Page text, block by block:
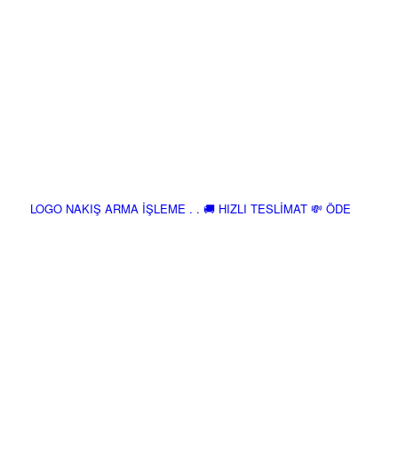
LOGO NAKIŞ ARMA İŞLEME . . 🚚 HIZLI TESLİMAT 💸 ÖDE